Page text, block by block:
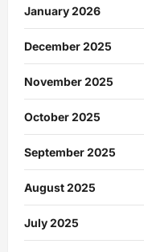
January 2026
December 2025
November 2025
October 2025
September 2025
August 2025
July 2025